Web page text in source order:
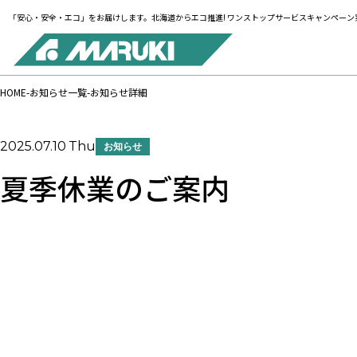
「安心・安全・エコ」をお届けします。北海道からエコ推進! ワンストップサービスキャンペーン
HOME お知らせ一覧 お知らせ詳細
2025.07.10 Thu お知らせ
夏季休業のご案内